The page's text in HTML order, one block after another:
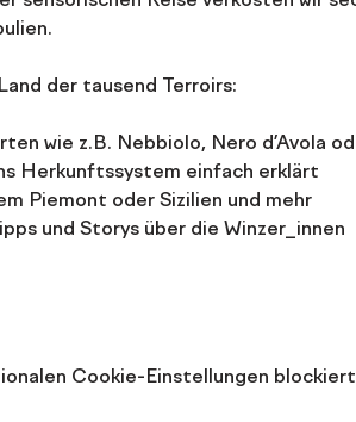
der tausend Terroirs:
wie z.B. Nebbiolo, Nero d’Avola
Herkunftssystem einfach erklärt
Piemont oder Sizilien und mehr
und Storys über die Winzer_innen
Cookie-Einstellungen